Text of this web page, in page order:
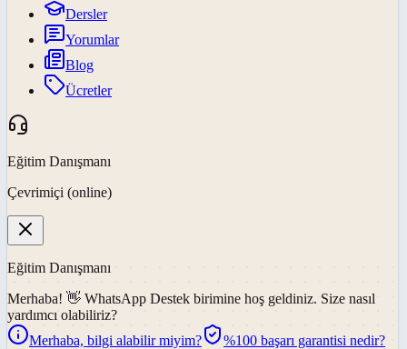
Dersler
Yorumlar
Blog
Ücretler
Eğitim Danışmanı
Çevrimiçi (online)
Eğitim Danışmanı
Merhaba! 👋 WhatsApp Destek birimine hoş geldiniz. Size nasıl
yardımcı olabiliriz?
Merhaba, bilgi alabilir miyim?
%100 başarı garantisi nedir?